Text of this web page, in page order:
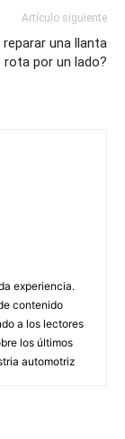
Artículo siguiente
reparar una llanta
rota por un lado?
experiencia.
contenido
a los lectores
los últimos
automotriz